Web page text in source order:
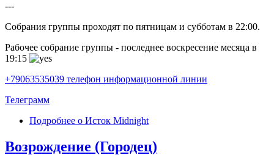
---
Собрания группы проходят по пятницам и субботам в 22:00.
Рабочее собрание группы - последнее воскресение месяца в
19:15
+79063535039 телефон информационной линии
Телеграмм
Подробнее о Исток Midnight
Возрождение (Городец)